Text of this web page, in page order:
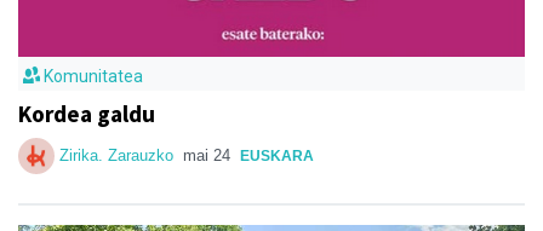
Komunitatea
Kordea galdu
Zirika. Zarauzko mai 24 EUSKARA